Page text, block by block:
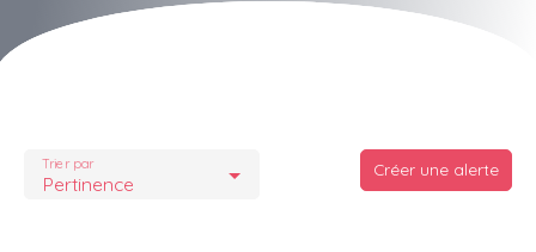
Pertinence
Trier par Créer une alerte